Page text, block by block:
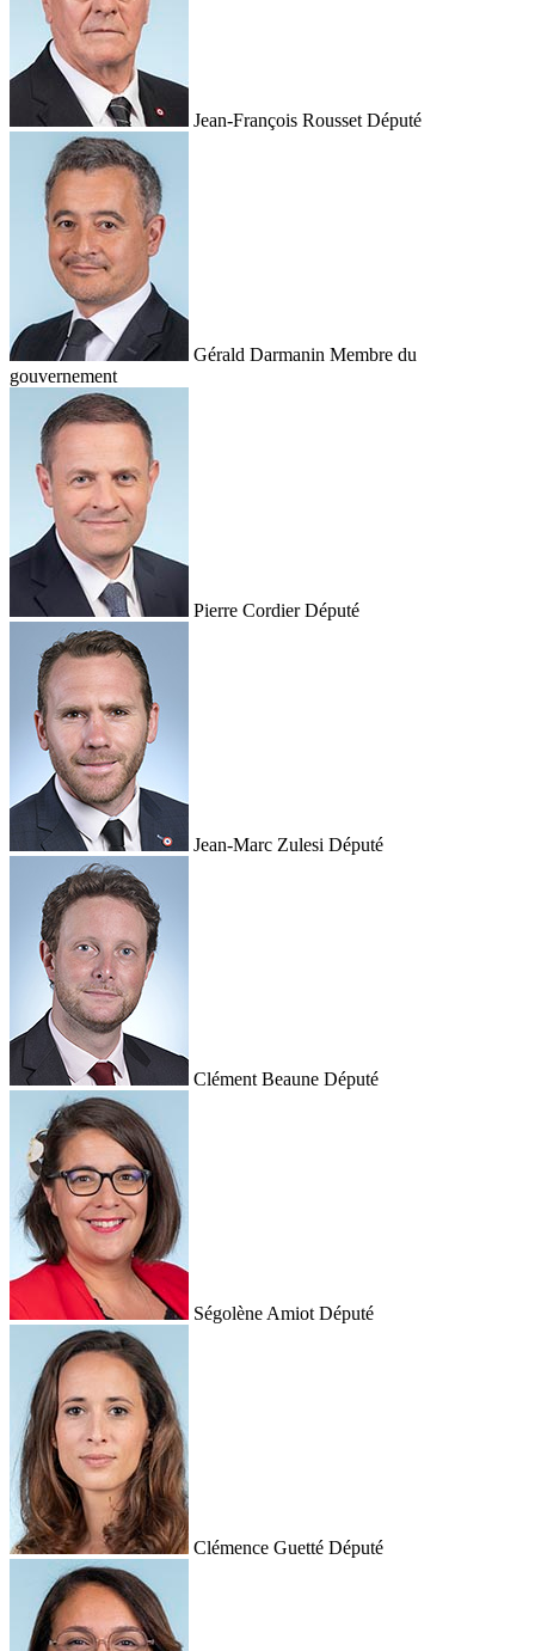
Jean-François Rousset Député
Gérald Darmanin Membre du
gouvernement
Pierre Cordier Député
Jean-Marc Zulesi Député
Clément Beaune Député
Ségolène Amiot Député
Clémence Guetté Député